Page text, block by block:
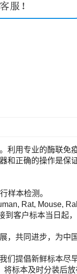
利用专业的酶联免
和正确的操作是保
样本检测。
Rat, Mouse,
客户标本当日起
共同进步，为中
们提倡新鲜标本尽
将标本及时分装后